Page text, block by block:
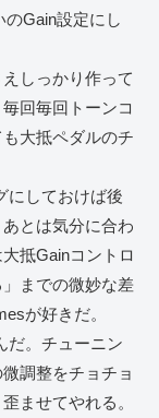
Gain設定にし
しっかり作って
回毎回トーンコ
大抵ペダルのチ
にしておけば後
とは気分に合わ
抵Gainコントロ
までの微妙な差
が好きだ。
だ。チューニン
調整をチョチョ
ませてやれる。